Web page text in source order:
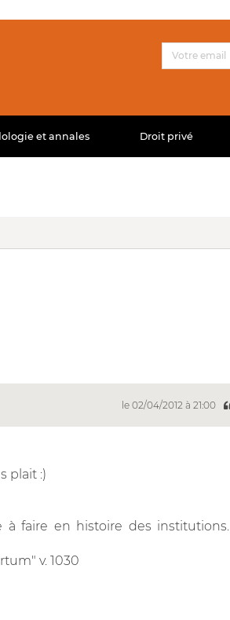
et annales Droit privé
le 02/04/2012 à 21:00
plait :)
faire en histoire des institutions.
" v. 1030